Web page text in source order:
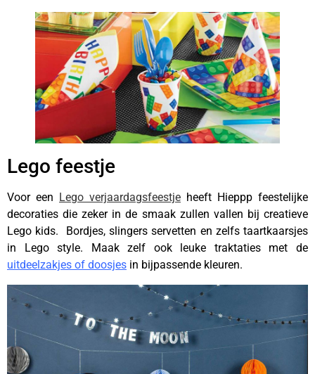
Lego feestje
Voor een Lego verjaardagsfeestje heeft Hieppp feestelijke
decoraties die zeker in de smaak zullen vallen bij creatieve
Lego kids. Bordjes, slingers servetten en zelfs taartkaarsjes
in Lego style. Maak zelf ook leuke traktaties met de
uitdeelzakjes of doosjes in bijpassende kleuren.